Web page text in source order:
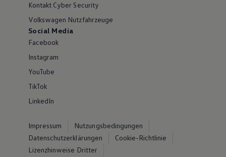
Kontakt Cyber Security
Volkswagen Nutzfahrzeuge
Social Media
Facebook
Instagram
YouTube
TikTok
LinkedIn
Impressum
Nutzungsbedingungen
Datenschutzerklärungen
Cookie-Richtlinie
Lizenzhinweise Dritter